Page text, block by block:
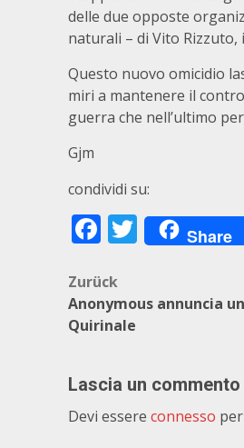
delle due opposte
naturali – di Vito Rizzuto,
Questo nuovo omicidio
miri a mantenere il
guerra che nell’ultimo
Gjm
condividi su:
Facebook
Twitter
Share
Zurück
Anonymous annuncia
Quirinale
Lascia un commento
Devi essere connesso